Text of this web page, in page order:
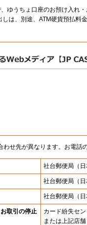
ゆうちょ口座のお預け入れ
は、別途、ATM硬貨預払料
せ先が異なります。お電話
社台郵便局 （
社台郵便局 （
社台郵便局 （
取引の停止
カード紛失セ
または上記店舗